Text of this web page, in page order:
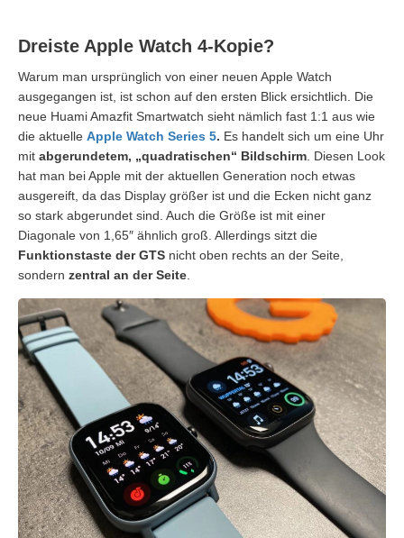
Dreiste Apple Watch 4-Kopie?
Warum man ursprünglich von einer neuen Apple Watch
ausgegangen ist, ist schon auf den ersten Blick ersichtlich. Die
neue Huami Amazfit Smartwatch sieht nämlich fast 1:1 aus wie
die aktuelle Apple Watch Series 5. Es handelt sich um eine Uhr
mit abgerundetem, „quadratischen“ Bildschirm . Diesen Look
hat man bei Apple mit der aktuellen Generation noch etwas
ausgereift, da das Display größer ist und die Ecken nicht ganz
so stark abgerundet sind. Auch die Größe ist mit einer
Diagonale von 1,65″ ähnlich groß. Allerdings sitzt die
Funktionstaste der GTS nicht oben rechts an der Seite,
sondern zentral an der Seite